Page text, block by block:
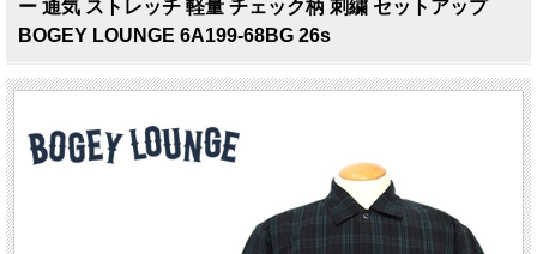
ー 通気 ストレッチ 軽量 チェック柄 刺繍 セットアップ
BOGEY LOUNGE 6A199-68BG 26s